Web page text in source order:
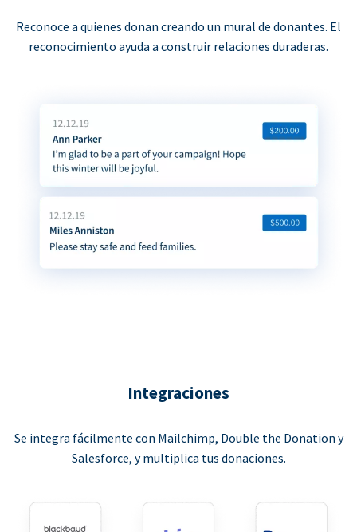
Reconoce a quienes donan creando un mural de donantes. El
reconocimiento ayuda a construir relaciones duraderas.
Integraciones
Se integra fácilmente con Mailchimp, Double the Donation y
Salesforce, y multiplica tus donaciones.